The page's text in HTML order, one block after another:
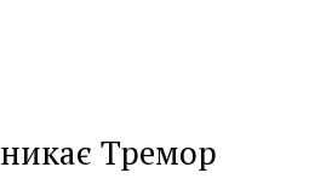
Тремор